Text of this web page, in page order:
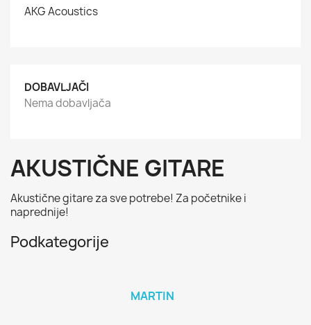
AKG Acoustics
DOBAVLJAČI
Nema dobavljača
AKUSTIČNE GITARE
Akustične gitare za sve potrebe! Za početnike i
naprednije!
Podkategorije
MARTIN